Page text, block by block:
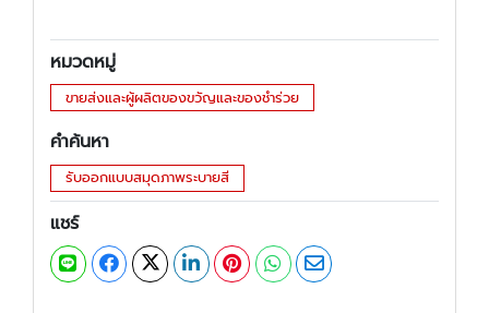
หมวดหมู่
ขายส่งและผู้ผลิตของขวัญและของชำร่วย
คำค้นหา
รับออกแบบสมุดภาพระบายสี
แชร์